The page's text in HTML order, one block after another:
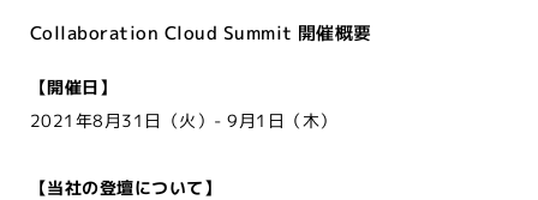
Collaboration Cloud Summit 開催概要
【開催日】
2021年8⽉31⽇（火）- 9⽉1⽇（木）
【当社の登壇について】